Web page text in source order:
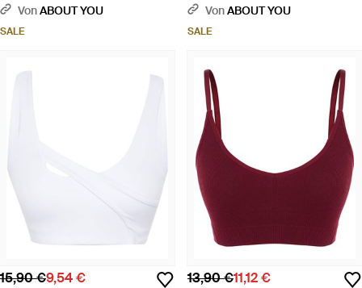
VonABOUT YOU
SALE
VonABOUT YOU
SALE
15,90 €9,54 € 13,90 €11,12 €